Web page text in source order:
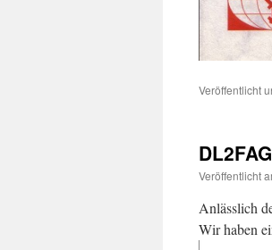
Veröffentlicht
Veröffentlicht
Anlässlich
Wir haben